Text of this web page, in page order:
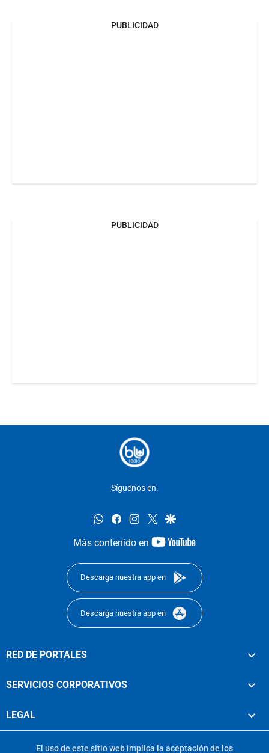
PUBLICIDAD
PUBLICIDAD
Síguenos en:
whatsappfacebookinstagram
twittergoogle
Más contenido en
youtube-
Descarga nuestra app en
Descarga nuestra app en
RED DE PORTALES
SERVICIOS CORPORATIVOS
LEGAL
El uso de este sitio web implica la aceptación de los